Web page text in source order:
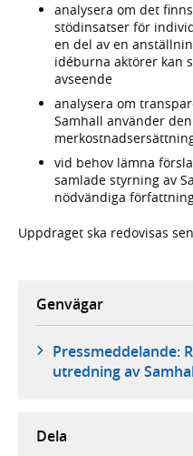
analysera om det
stödinsatser för
en del av en
idéburna aktörer kan
avseende
analysera om
Samhall använder
vid behov lämna
samlade styrning av
nödvändiga
Uppdraget ska redovisas
Genvägar
Pressmeddelande:
utredning av
Dela